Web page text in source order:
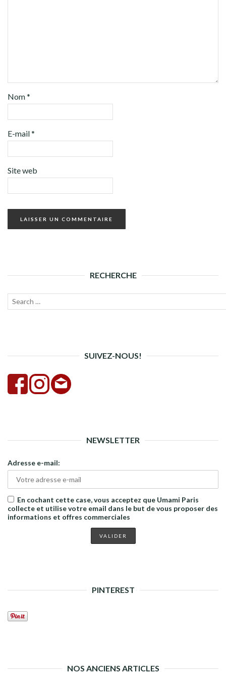
Nom*
E-mail*
Site web
RECHERCHE
Recherche
SUIVEZ-NOUS!
NEWSLETTER
Adresse e-mail:
En cochant cette case, vous acceptez que Umami Paris
collecte et utilise votre email dans le but de vous proposer des
informations et offres commerciales
PINTEREST
NOS ANCIENS ARTICLES